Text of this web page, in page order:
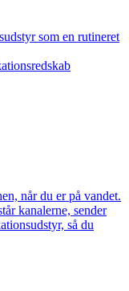
som en rutineret
når du er på vandet.
kanalerne, sender
så du